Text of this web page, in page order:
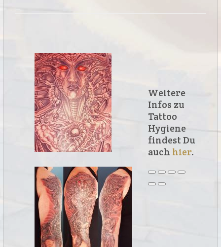
Weitere
Infos zu
Tattoo
Hygiene
findest Du
auch hier.